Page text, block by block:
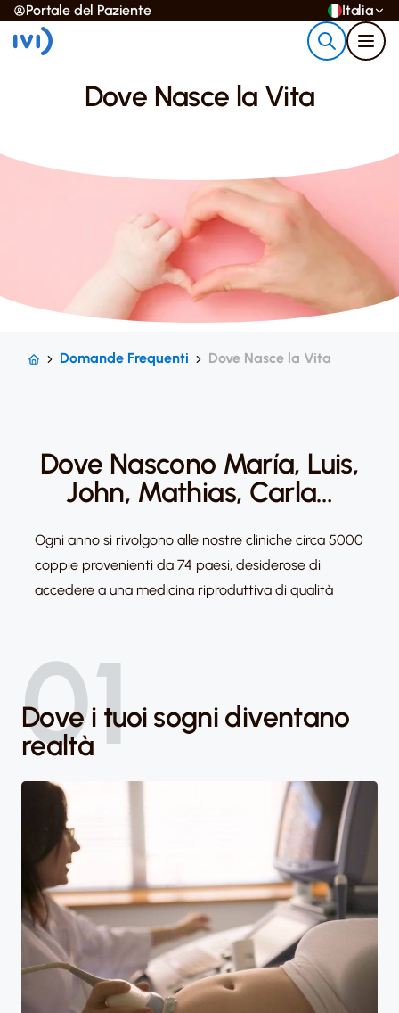
Portale del Paziente Italia
Dove Nasce la Vita
Domande Frequenti Dove Nasce la Vita
Dove Nascono María, Luis,
John, Mathias, Carla…
Ogni anno si rivolgono alle nostre cliniche circa 5000
coppie provenienti da 74 paesi, desiderose di
accedere a una medicina riproduttiva di qualità
01
Dove i tuoi sogni diventano
realtà